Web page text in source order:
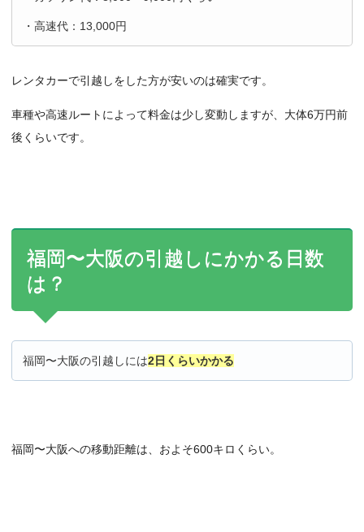
・高速代：13,000円
レンタカーで引越しをした方が安いのは確実です。
車種や高速ルートによって料金は少し変動しますが、大体6万円前
後くらいです。
福岡〜大阪の引越しにかかる日数
は？
福岡〜大阪の引越しには2日くらいかかる
福岡〜大阪への移動距離は、およそ600キロくらい。